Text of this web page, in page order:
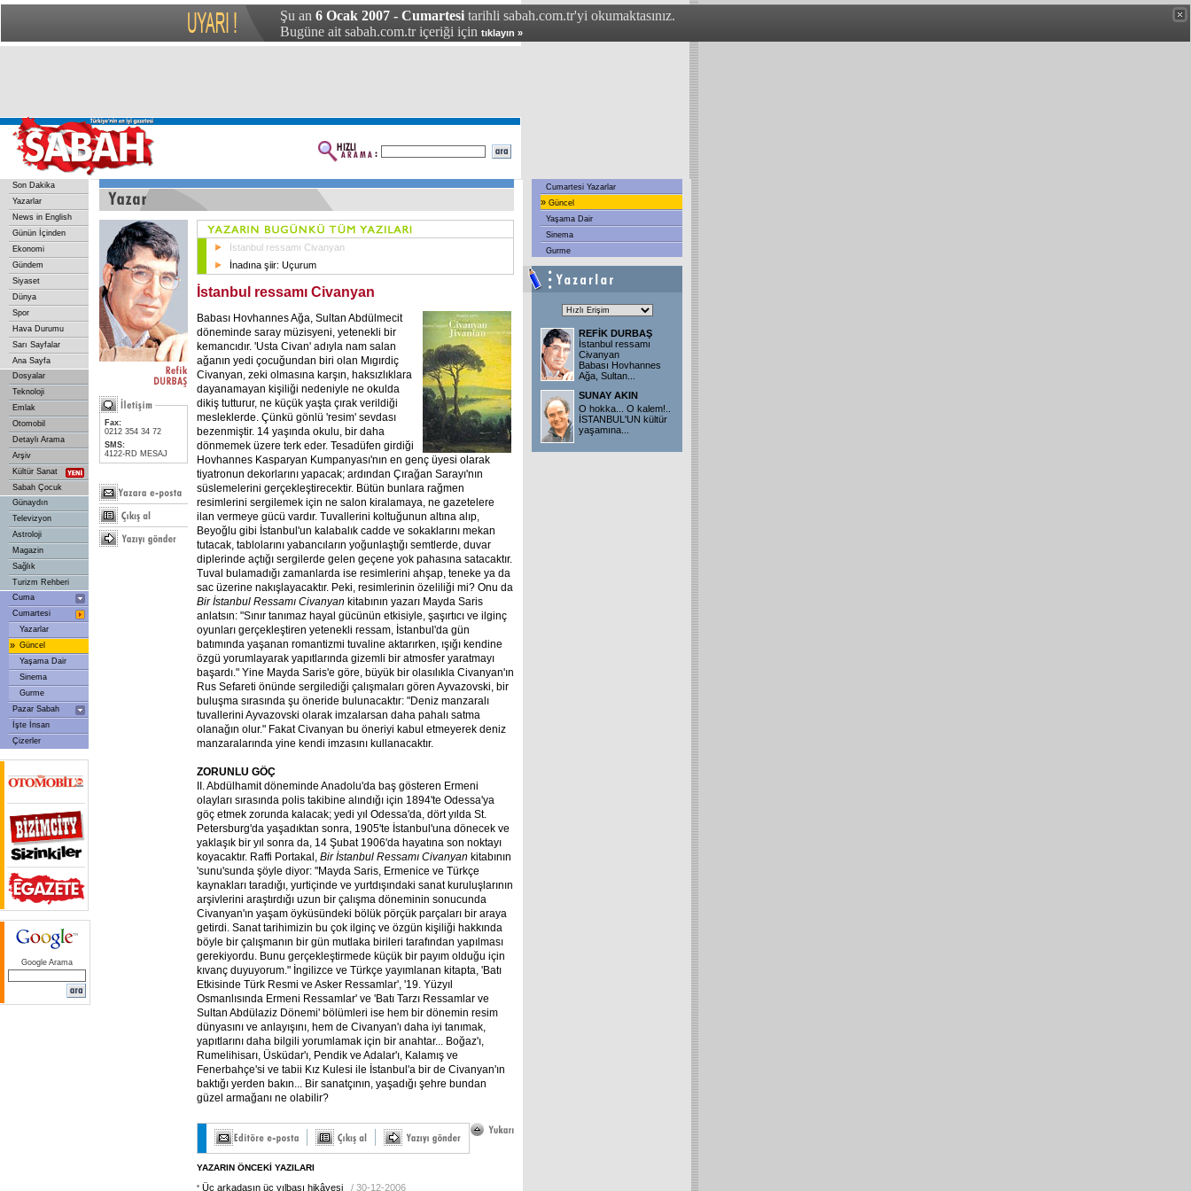
Şu an 6 Ocak 2007 - Cumartesi tarihli sabah.com.tr'yi okumaktasınız.
Bugüne ait sabah.com.tr içeriği için tıklayın »
Son Dakika
Yazarlar
News in English
Günün İçinden
Ekonomi
Gündem
Siyaset
Dünya
Spor
Hava Durumu
Sarı Sayfalar
Ana Sayfa
Dosyalar
Teknoloji
Emlak
Otomobil
Detaylı Arama
Arşiv
Kültür Sanat
Sabah Çocuk
Günaydın
Televizyon
Astroloji
Magazin
Sağlık
Turizm Rehberi
Cuma
Cumartesi
Yazarlar
» Güncel
Yaşama Dair
Sinema
Gurme
Pazar Sabah
İşte İnsan
Çizerler
Google Arama
Fax:
0212 354 34 72
SMS:
4122-RD MESAJ
İstanbul ressamı Civanyan
İnadına şiir: Uçurum
İstanbul ressamı Civanyan
Babası Hovhannes Ağa, Sultan Abdülmecit
döneminde saray müzisyeni, yetenekli bir
kemancıdır. 'Usta Civan' adıyla nam salan
ağanın yedi çocuğundan biri olan Mıgırdiç
Civanyan, zeki olmasına karşın, haksızlıklara
dayanamayan kişiliği nedeniyle ne okulda
dikiş tutturur, ne küçük yaşta çırak verildiği
mesleklerde. Çünkü gönlü 'resim' sevdası
bezenmiştir. 14 yaşında okulu, bir daha
dönmemek üzere terk eder. Tesadüfen girdiği
Hovhannes Kasparyan Kumpanyası'nın en genç üyesi olarak
tiyatronun dekorlarını yapacak; ardından Çırağan Sarayı'nın
süslemelerini gerçekleştirecektir. Bütün bunlara rağmen
resimlerini sergilemek için ne salon kiralamaya, ne gazetelere
ilan vermeye gücü vardır. Tuvallerini koltuğunun altına alıp,
Beyoğlu gibi İstanbul'un kalabalık cadde ve sokaklarını mekan
tutacak, tablolarını yabancıların yoğunlaştığı semtlerde, duvar
diplerinde açtığı sergilerde gelen geçene yok pahasına satacaktır.
Tuval bulamadığı zamanlarda ise resimlerini ahşap, teneke ya da
sac üzerine nakışlayacaktır. Peki, resimlerinin özeliliği mi? Onu da
Bir İstanbul Ressamı Civanyan kitabının yazarı Mayda Saris
anlatsın: "Sınır tanımaz hayal gücünün etkisiyle, şaşırtıcı ve ilginç
oyunları gerçekleştiren yetenekli ressam, İstanbul'da gün
batımında yaşanan romantizmi tuvaline aktarırken, ışığı kendine
özgü yorumlayarak yapıtlarında gizemli bir atmosfer yaratmayı
başardı." Yine Mayda Saris'e göre, büyük bir olasılıkla Civanyan'ın
Rus Sefareti önünde sergilediği çalışmaları gören Ayvazovski, bir
buluşma sırasında şu öneride bulunacaktır: "Deniz manzaralı
tuvallerini Ayvazovski olarak imzalarsan daha pahalı satma
olanağın olur." Fakat Civanyan bu öneriyi kabul etmeyerek deniz
manzaralarında yine kendi imzasını kullanacaktır.
ZORUNLU GÖÇ
II. Abdülhamit döneminde Anadolu'da baş gösteren Ermeni
olayları sırasında polis takibine alındığı için 1894'te Odessa'ya
göç etmek zorunda kalacak; yedi yıl Odessa'da, dört yılda St.
Petersburg'da yaşadıktan sonra, 1905'te İstanbul'una dönecek ve
yaklaşık bir yıl sonra da, 14 Şubat 1906'da hayatına son noktayı
koyacaktır. Raffi Portakal, Bir İstanbul Ressamı Civanyan kitabının
'sunu'sunda şöyle diyor: "Mayda Saris, Ermenice ve Türkçe
kaynakları taradığı, yurtiçinde ve yurtdışındaki sanat kuruluşlarının
arşivlerini araştırdığı uzun bir çalışma döneminin sonucunda
Civanyan'ın yaşam öyküsündeki bölük pörçük parçaları bir araya
getirdi. Sanat tarihimizin bu çok ilginç ve özgün kişiliği hakkında
böyle bir çalışmanın bir gün mutlaka birileri tarafından yapılması
gerekiyordu. Bunu gerçekleştirmede küçük bir payım olduğu için
kıvanç duyuyorum." İngilizce ve Türkçe yayımlanan kitapta, 'Batı
Etkisinde Türk Resmi ve Asker Ressamlar', '19. Yüzyıl
Osmanlısında Ermeni Ressamlar' ve 'Batı Tarzı Ressamlar ve
Sultan Abdülaziz Dönemi' bölümleri ise hem bir dönemin resim
dünyasını ve anlayışını, hem de Civanyan'ı daha iyi tanımak,
yapıtlarını daha bilgili yorumlamak için bir anahtar... Boğaz'ı,
Rumelihisarı, Üsküdar'ı, Pendik ve Adalar'ı, Kalamış ve
Fenerbahçe'si ve tabii Kız Kulesi ile İstanbul'a bir de Civanyan'ın
baktığı yerden bakın... Bir sanatçının, yaşadığı şehre bundan
güzel armağanı ne olabilir?
YAZARIN ÖNCEKİ YAZILARI
Üç arkadaşın üç yılbaşı hikâyesi / 30-12-2006
Cumartesi Yazarlar
» Güncel
Yaşama Dair
Sinema
Gurme
REFİK DURBAŞ
İstanbul ressamı
Civanyan
Babası Hovhannes
Ağa, Sultan
SUNAY AKIN
O hokka... O kalem!..
İSTANBUL'UN kültür
yaşamına